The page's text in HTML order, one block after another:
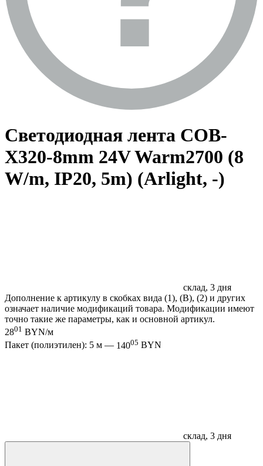
Светодиодная лента COB-
X320-8mm 24V Warm2700 (8
W/m, IP20, 5m) (Arlight, -)
склад, 3 дня
Дополнение к артикулу в скобках вида (1), (B), (2) и других
означает наличие модификаций товара. Модификации имеют
точно такие же параметры, как и основной артикул.
2801 BYN/м
Пакет (полиэтилен): 5 м — 14005 BYN
склад, 3 дня